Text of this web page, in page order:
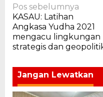
Navigasi
pos
Pos sebelumnya
KASAU: Latihan
Angkasa Yudha 2021
mengacu lingkungan
strategis dan
Jangan Lewatkan